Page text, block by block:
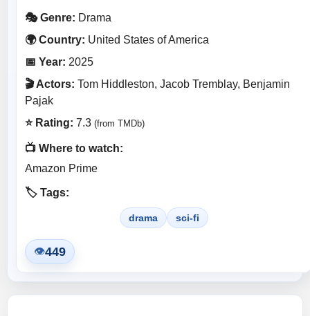
🎭 Genre: Drama
🌍 Country: United States of America
📅 Year: 2025
🎬 Actors: Tom Hiddleston, Jacob Tremblay, Benjamin
Pajak
⭐ Rating: 7.3 (from TMDb)
📺 Where to watch:
Amazon Prime
🏷️ Tags:
drama sci-fi
👁449